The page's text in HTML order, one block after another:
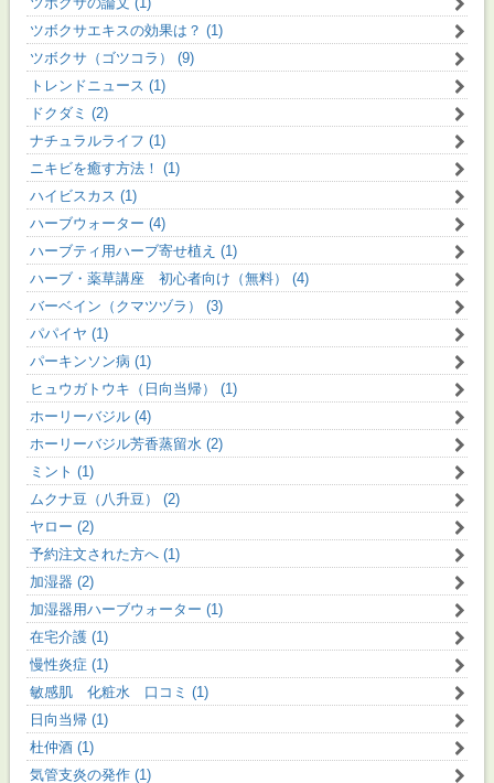
ツボクサエキスの効果は？ (1)
ツボクサ（ゴツコラ） (9)
トレンドニュース (1)
ドクダミ (2)
ナチュラルライフ (1)
ニキビを癒す方法！ (1)
ハイビスカス (1)
ハーブウォーター (4)
ハーブティ用ハーブ寄せ植え (1)
ハーブ・薬草講座 初心者向け（無料） (4)
バーベイン（クマツヅラ） (3)
パパイヤ (1)
パーキンソン病 (1)
ヒュウガトウキ（日向当帰） (1)
ホーリーバジル (4)
ホーリーバジル芳香蒸留水 (2)
ミント (1)
ムクナ豆（八升豆） (2)
ヤロー (2)
予約注文された方へ (1)
加湿器 (2)
加湿器用ハーブウォーター (1)
在宅介護 (1)
慢性炎症 (1)
敏感肌 化粧水 口コミ (1)
日向当帰 (1)
杜仲酒 (1)
気管支炎の発作 (1)